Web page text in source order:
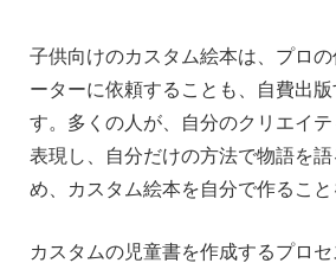
子供向けのカスタム絵本は、プロ
ーターに依頼することも、自費出
す。多くの人が、自分のクリエイ
表現し、自分だけの方法で物語を
め、カスタム絵本を自分で作ること
カスタムの児童書を作成するプロ